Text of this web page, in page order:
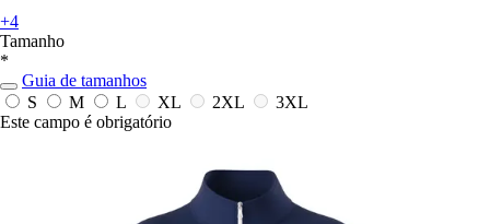
+4
Tamanho
*
Guia de tamanhos
S
M L XL 2XL
3XL
Este campo é obrigatório